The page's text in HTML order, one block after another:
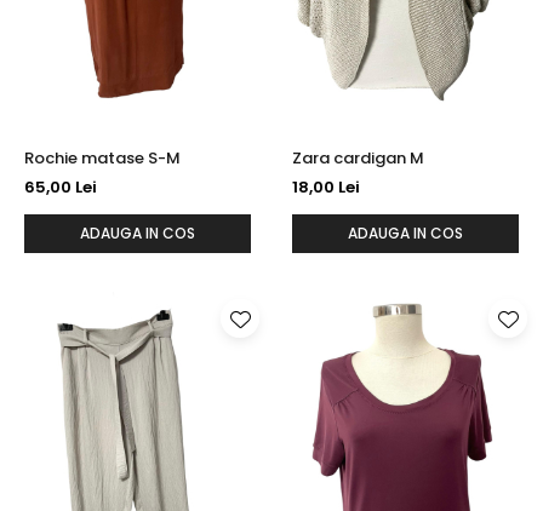
Rochie matase S-M
65,00 Lei
ADAUGA IN COS
Zara cardigan M
18,00 Lei
ADAUGA IN COS